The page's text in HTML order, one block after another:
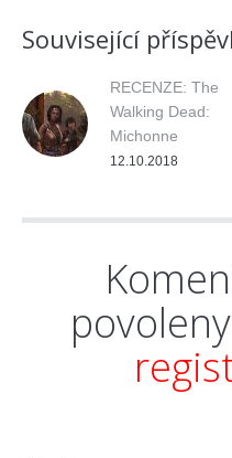
Související
RECENZE: The
Walking Dead:
Michonne
12.10.2018